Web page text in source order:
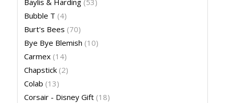
Baylis & Harding (53)
Bubble T (4)
Burt's Bees (70)
Bye Bye Blemish (10)
Carmex (14)
Chapstick (2)
Colab (13)
Corsair - Disney Gift (18)